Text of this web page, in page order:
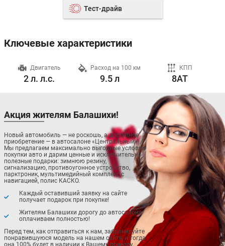
Тест-драйв
Ключевые характеристики
Двигатель
2 л. л.с.
Расход на 100 км
9.5 л
КПП
8AT
Акция жителям Балашихи!
Новый автомобиль — не роскошь, а доступное
приобретение — в автосалоне «Центральный»!
Мы предлагаем максимально выгодные условия
покупки авто и дарим ценные и исключительно
полезные подарки: зимнюю резину,
сигнализацию, противоугонное устройство,
парктроник, мультимедийный комплекс с
навигацией, полис КАСКО.
Каждый оставивший заявку на сайте
получает подарок при покупке!
Жителям Балашихи дорогу до автосалона
оплачиваем полностью!
Перед тем, как отправиться к нам, забронируйте
понравившуюся модель на нашем сайте, и тогда